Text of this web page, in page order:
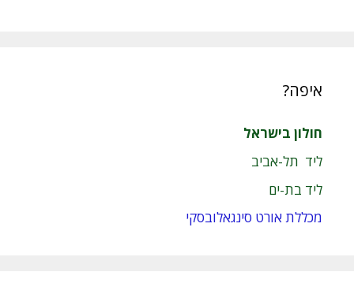
איפה?
חולון בישראל
ליד תל-אביב
ליד בת-ים
מכללת אורט סינגאלובסקי